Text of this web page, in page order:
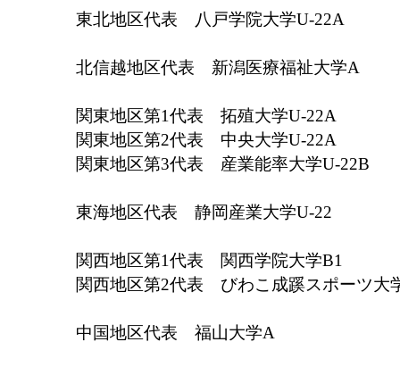
東北地区代表 八戸学院大学U-22A
北信越地区代表 新潟医療福祉大学A
関東地区第1代表 拓殖大学U-22A
関東地区第2代表 中央大学U-22A
関東地区第3代表 産業能率大学U-22B
東海地区代表 静岡産業大学U-22
関西地区第1代表 関西学院大学B1
関西地区第2代表 びわこ成蹊スポーツ大
中国地区代表 福山大学A